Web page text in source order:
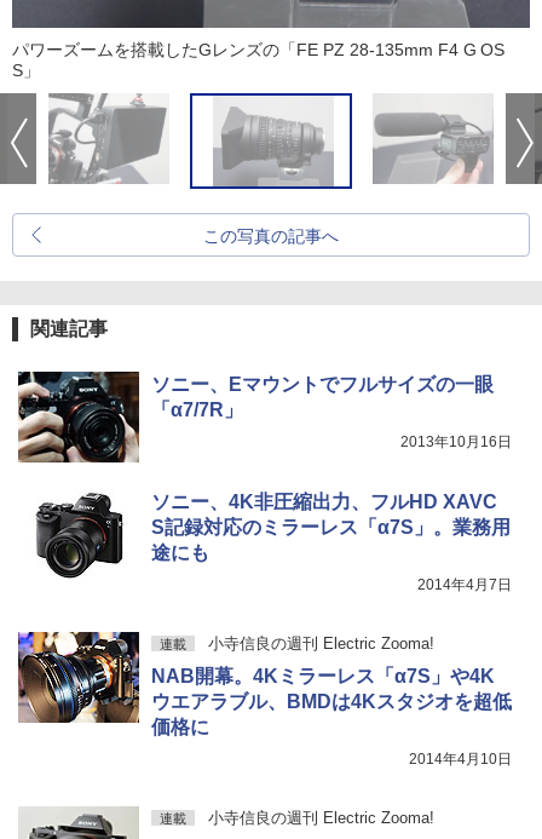
パワーズームを搭載したGレンズの「FE PZ 28-135mm F4 G OS
S」
この写真の記事へ
関連記事
ソニー、Eマウントでフルサイズの一眼
「α7/7R」
2013年10月16日
ソニー、4K非圧縮出力、フルHD XAVC
S記録対応のミラーレス「α7S」。業務用
途にも
2014年4月7日
連載 小寺信良の週刊 Electric Zooma!
NAB開幕。4Kミラーレス「α7S」や4K
ウエアラブル、BMDは4Kスタジオを超低
価格に
2014年4月10日
連載 小寺信良の週刊 Electric Zooma!